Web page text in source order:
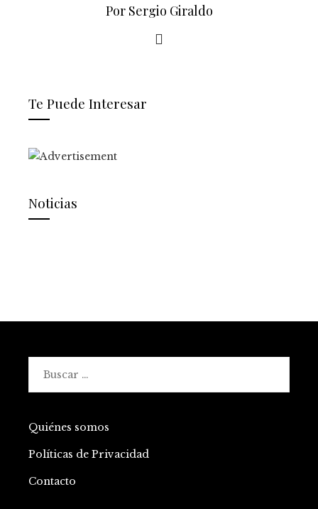
Por Sergio Giraldo
Te Puede Interesar
Noticias
Quiénes somos
Políticas de Privacidad
Contacto